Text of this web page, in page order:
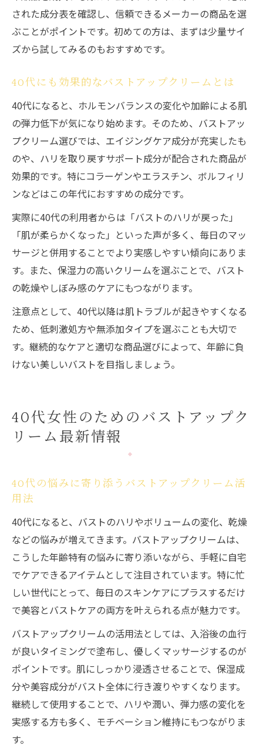
された成分表を確認し、信頼できるメーカーの商品を選
ぶことがポイントです。初めての方は、まずは少量サイ
ズから試してみるのもおすすめです。
40代にも効果的なバストアップクリームとは
40代になると、ホルモンバランスの変化や加齢による肌
の弾力低下が気になり始めます。そのため、バストアッ
プクリーム選びでは、エイジングケア成分が充実したも
のや、ハリを取り戻すサポート成分が配合された商品が
効果的です。特にコラーゲンやエラスチン、ボルフィリ
ンなどはこの年代におすすめの成分です。
実際に40代の利用者からは「バストのハリが戻った」
「肌が柔らかくなった」といった声が多く、毎日のマッ
サージと併用することでより実感しやすい傾向にありま
す。また、保湿力の高いクリームを選ぶことで、バスト
の乾燥やしぼみ感のケアにもつながります。
注意点として、40代以降は肌トラブルが起きやすくなる
ため、低刺激処方や無添加タイプを選ぶことも大切で
す。継続的なケアと適切な商品選びによって、年齢に負
けない美しいバストを目指しましょう。
40代女性のためのバストアップク
リーム最新情報
40代の悩みに寄り添うバストアップクリーム活
用法
40代になると、バストのハリやボリュームの変化、乾燥
などの悩みが増えてきます。バストアップクリームは、
こうした年齢特有の悩みに寄り添いながら、手軽に自宅
でケアできるアイテムとして注目されています。特に忙
しい世代にとって、毎日のスキンケアにプラスするだけ
で美容とバストケアの両方を叶えられる点が魅力です。
バストアップクリームの活用法としては、入浴後の血行
が良いタイミングで塗布し、優しくマッサージするのが
ポイントです。肌にしっかり浸透させることで、保湿成
分や美容成分がバスト全体に行き渡りやすくなります。
継続して使用することで、ハリや潤い、弾力感の変化を
実感する方も多く、モチベーション維持にもつながりま
す。